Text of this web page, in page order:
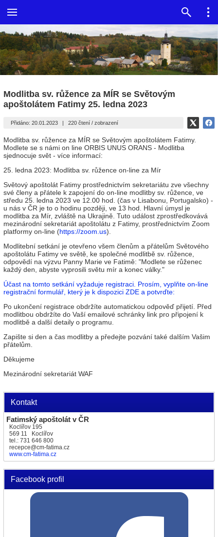
Kontakt
Fatimský apoštolát v ČR
Koclířov 195
569 11 Koclířov
tel.: 731 646 800
recepce@cm-fatima.cz
www.cm-fatima.cz
Facebook profil
Modlitba sv. růžence za MÍR se Světovým
apoštolátem Fatimy 25. ledna 2023
Přidáno: 20.01.2023 | 220 čtení / zobrazení
Modlitba sv. růžence za MÍR se Světovým apoštolátem Fatimy.
Modlete se s námi on line ORBIS UNUS ORANS - Modlitba
sjednocuje svět - více informací:
25. ledna 2023: Modlitba sv. růžence on-line za Mír
Světový apoštolát Fatimy prostřednictvím sekretariátu zve všechny
své členy a přátele k zapojení do on-line modlitby sv. růžence, ve
středu 25. ledna 2023 ve 12.00 hod. (čas v Lisabonu, Portugalsko) -
u nás v ČR je to o hodinu později, ve 13 hod. Hlavní úmysl je
modlitba za Mír, zvláště na Ukrajině. Tuto událost zprostředkovává
mezinárodní sekretariát apoštolátu z Fatimy, prostřednictvím Zoom
platformy on-line (https://zoom.us).
Modlitební setkání je otevřeno všem členům a přátelům Světového
apoštolátu Fatimy ve světě, ke společné modlitbě sv. růžence,
odpovědí na výzvu Panny Marie ve Fatimě: "Modlete se růženec
každý den, abyste vyprosili světu mír a konec války."
Účast na tomto setkání vyžaduje registraci. Prosím, vyplňte on-line
registrační formulář, který je k dispozici ZDE a potvrďte:
Po ukončení registrace obdržíte automatickou odpověď přijetí. Před
modlitbou obdržíte do Vaší emailové schránky link pro připojení k
modlitbě a další detaily o programu.
Zapište si den a čas modlitby a předejte pozvání také dalším Vašim
přátelům.
Děkujeme
Mezinárodní sekretariát WAF